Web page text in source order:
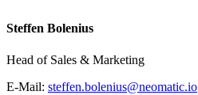
Steffen Bolenius
Head of Sales & Marketing
E-Mail: steffen.bolenius@neomatic.io